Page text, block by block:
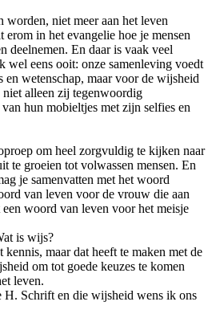
worden, niet meer aan het leven
erom in het evangelie hoe je mensen
deelnemen. En daar is vaak veel
eens ooit: onze samenleving voedt
en wetenschap, maar voor de wijsheid
alleen zij tegenwoordig
hun mobieltjes met zijn selfies en
om heel zorgvuldig te kijken naar
te groeien tot volwassen mensen. En
je samenvatten met het woord
van leven voor de vrouw die aan
woord van leven voor het meisje
is wijs?
kennis, maar dat heeft te maken met de
om tot goede keuzes te komen
leven.
H. Schrift en die wijsheid wens ik ons